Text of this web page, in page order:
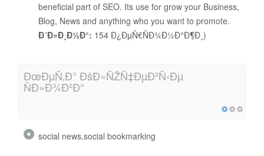
beneficial part of SEO. Its use for grow your Business,
Blog, News and anything who you want to promote.
Ð´Ð»Ð¸Ð½Ð°: 154 Ð¿ÐµÑ€ÑÐ¾Ð½Ð°Ð¶Ð¸)
ÐœÐµÑ‚Ð° ÐšÐ»ÑŽÑ‡ÐµÐ²Ñ‹Ðµ
ÑÐ»Ð¾Ð²Ð°
social news,social bookmarking